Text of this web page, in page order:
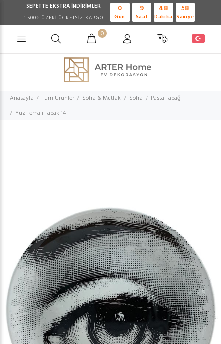
SEPETTE EKSTRA İNDİRİMLER
1.500₺ ÜZERİ ÜCRETSİZ KARGO
0
Gün
9
Saat
48
Dakika
57
Saniye
0
Anasayfa Tüm Ürünler Sofra & Mutfak Sofra
Pasta Tabağı
Yüz Temalı Tabak 14